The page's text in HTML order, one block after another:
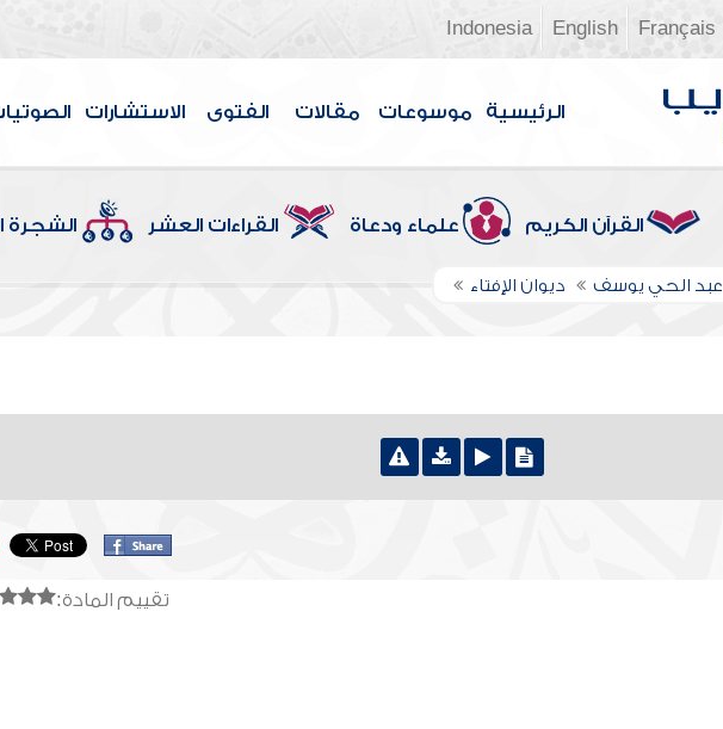
Français
English
Indonesia
الرئيسية موسوعات مقالات الفتوى الاستشارات
القرآن الكريم علماء ودعاة القراءات العشر الشجرة
عبد الحي يوسف ديوان الإفتاء
تقييم المادة: